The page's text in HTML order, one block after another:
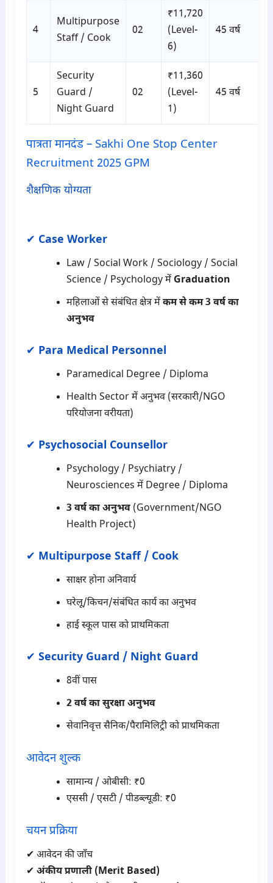
4
Multipurpose
Staff / Cook
02
₹11,720
(Level-
6)
45 वर्ष
5
Security
Guard /
Night Guard
02
₹11,360
(Level-
1)
45 वर्ष
पात्रता मानदंड – Sakhi One Stop Center
Recruitment 2025 GPM
शैक्षणिक योग्यता
✔ Case Worker
Law / Social Work / Sociology / Social
Science / Psychology में Graduation
महिलाओं से संबंधित क्षेत्र मेंकम से कम 3 वर्ष का
अनुभव
✔ Para Medical Personnel
Paramedical Degree / Diploma
Health Sector में अनुभव (सरकारी/NGO
परियोजना वरीयता)
✔ Psychosocial Counsellor
Psychology / Psychiatry /
Neurosciences में Degree / Diploma
3 वर्ष का अनुभव(Government/NGO
Health Project)
✔ Multipurpose Staff / Cook
साक्षर होना अनिवार्य
घरेलू/किचन/संबंधित कार्य का अनुभव
हाई स्कूल पास को प्राथमिकता
✔ Security Guard / Night Guard
8वीं पास
2 वर्ष का सुरक्षा अनुभव
सेवानिवृत्त सैनिक/पैरामिलिट्री को प्राथमिकता
आवेदन शुल्क
सामान्य / ओबीसी: ₹0
एससी / एसटी / पीडब्ल्यूडी: ₹0
चयन प्रक्रिया
✔ आवेदन की जाँच
✔ अंकीय प्रणाली (Merit Based)